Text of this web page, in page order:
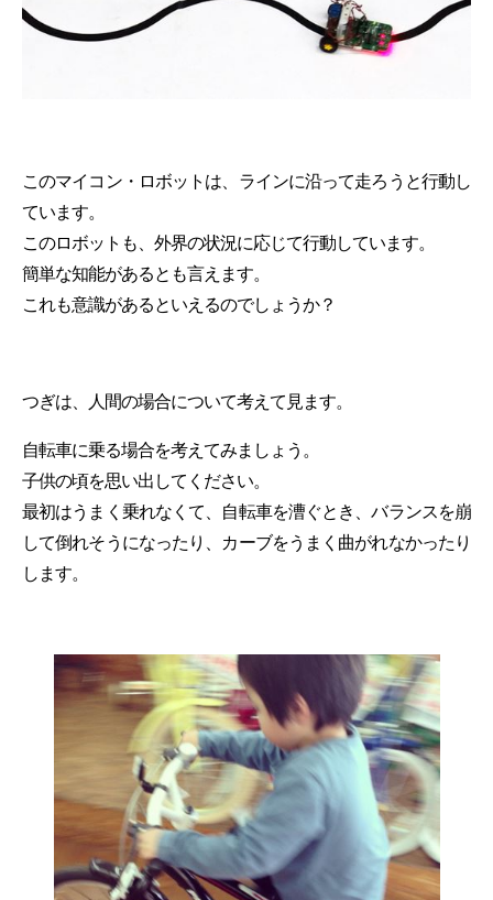
このマイコン・ロボットは、ラインに沿って走ろうと行動し
ています。
このロボットも、外界の状況に応じて行動しています。
簡単な知能があるとも言えます。
これも意識があるといえるのでしょうか？
つぎは、人間の場合について考えて見ます。
自転車に乗る場合を考えてみましょう。
子供の頃を思い出してください。
最初はうまく乗れなくて、自転車を漕ぐとき、バランスを崩
して倒れそうになったり、カーブをうまく曲がれなかったり
します。